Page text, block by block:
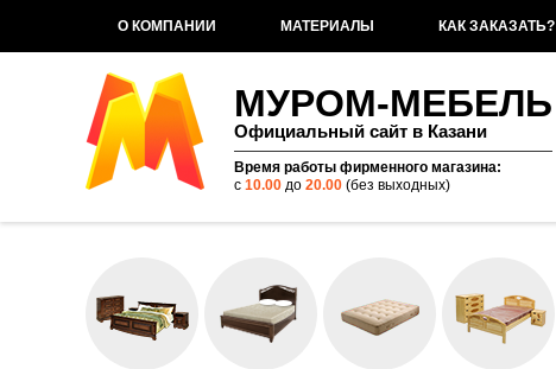
О КОМПАНИИ МАТЕРИАЛЫ КАК ЗАКАЗАТЬ?
МУРОМ-МЕБЕЛЬ
Официальный сайт в Казани
Время работы фирменного магазина:
с 10.00 до 20.00 (без выходных)